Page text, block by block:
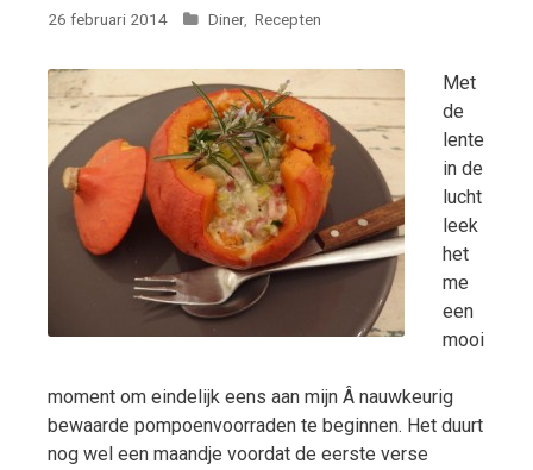
26 februari 2014 Categorieën
Diner, Recepten
Met
de
lente
in de
lucht
leek
het
me
een
mooi
moment om eindelijk eens aan mijn Â nauwkeurig
bewaarde pompoenvoorraden te beginnen. Het duurt
nog wel een maandje voordat de eerste verse